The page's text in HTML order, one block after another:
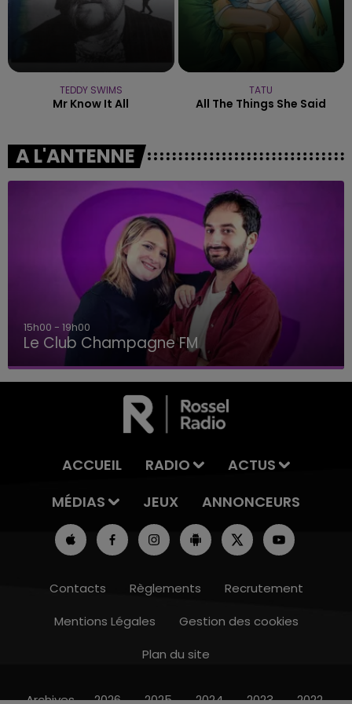
TEDDY SWIMS
Mr Know It All
TATU
All The Things She Said
A L'ANTENNE
15h00 - 19h00
Le Club Champagne FM
ACCUEIL RADIO
ACTUS
MÉDIAS
JEUX ANNONCEURS
Contacts Règlements
Recrutement
Mentions Légales
Gestion des cookies
Plan du site
Archives 2026 2025 2024 2023 2022